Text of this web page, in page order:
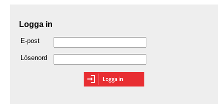
Logga in
E-post
Lösenord